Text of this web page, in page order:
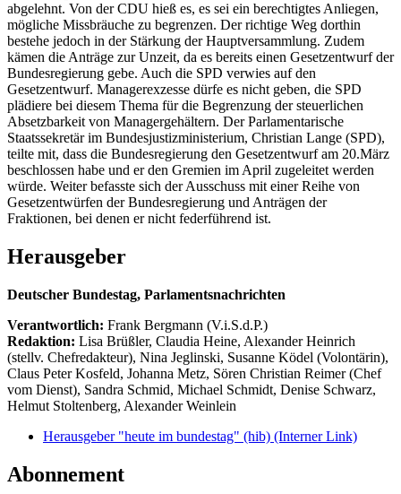
abgelehnt. Von der CDU hieß es, es sei ein berechtigtes Anliegen,
mögliche Missbräuche zu begrenzen. Der richtige Weg dorthin
bestehe jedoch in der Stärkung der Hauptversammlung. Zudem
kämen die Anträge zur Unzeit, da es bereits einen Gesetzentwurf der
Bundesregierung gebe. Auch die SPD verwies auf den
Gesetzentwurf. Managerexzesse dürfe es nicht geben, die SPD
plädiere bei diesem Thema für die Begrenzung der steuerlichen
Absetzbarkeit von Managergehältern. Der Parlamentarische
Staatssekretär im Bundesjustizministerium, Christian Lange (SPD),
teilte mit, dass die Bundesregierung den Gesetzentwurf am 20.März
beschlossen habe und er den Gremien im April zugeleitet werden
würde. Weiter befasste sich der Ausschuss mit einer Reihe von
Gesetzentwürfen der Bundesregierung und Anträgen der
Fraktionen, bei denen er nicht federführend ist.
Herausgeber
Deutscher Bundestag, Parlamentsnachrichten
Verantwortlich: Frank Bergmann (V.i.S.d.P.)
Redaktion: Lisa Brüßler, Claudia Heine, Alexander Heinrich
(stellv. Chefredakteur), Nina Jeglinski, Susanne Ködel (Volontärin),
Claus Peter Kosfeld, Johanna Metz, Sören Christian Reimer (Chef
vom Dienst), Sandra Schmid, Michael Schmidt, Denise Schwarz,
Helmut Stoltenberg, Alexander Weinlein
Herausgeber "heute im bundestag" (hib) (Interner Link)
Abonnement